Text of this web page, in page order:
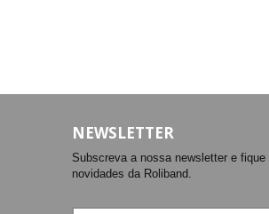
NEWSLETTER
Subscreva a nossa newsletter e
novidades da Roliband.